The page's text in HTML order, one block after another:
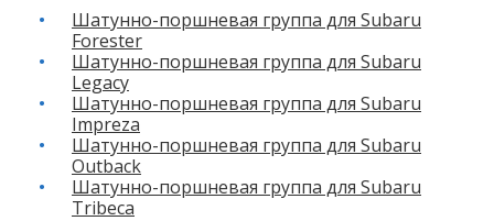
Шатунно-поршневая группа для Subaru
Forester
Шатунно-поршневая группа для Subaru
Legacy
Шатунно-поршневая группа для Subaru
Impreza
Шатунно-поршневая группа для Subaru
Outback
Шатунно-поршневая группа для Subaru
Tribeca